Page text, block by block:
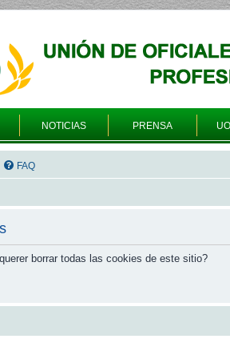
NOTICIAS PRENSA
FAQ
borrar todas las cookies de este sitio?